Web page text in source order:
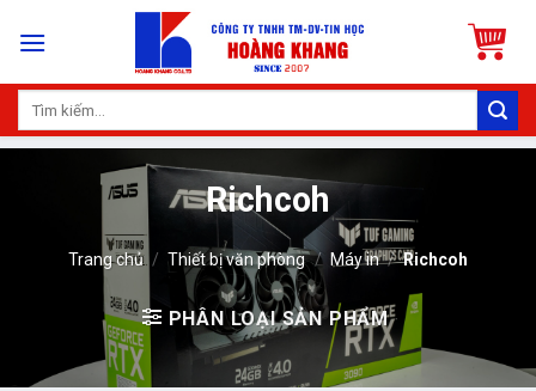
Tìm
Richcoh
Trang chủ / Thiết bị văn phòng / Máy in / Richcoh
PHÂN LOẠI SẢN PHẨM